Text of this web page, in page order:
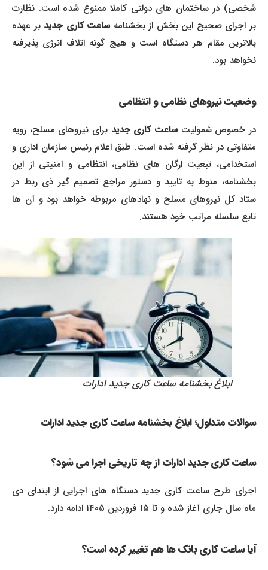
شخصی) در ساختمان های دولتی کاملا ممنوع شده است. نظارت
بر اجرای صحیح این بخش از بخشنامهساعت کاری جدیدبر عهده
بالاترین مقام هر دستگاه است و هیچ گونه اتلاف انرژی پذیرفته
نخواهد بود.
وضعیت نیروهای نظامی و انتظامی
در خصوص شمولیتساعت کاری جدیدبرای نیروهای مسلح، رویه
متفاوتی در نظر گرفته شده است. طبق اعلام رئیس سازمان اداری و
استخدامی، تبعیت ارگان های نظامی، انتظامی و امنیتی از این
بخشنامه، منوط به تایید و دستور مراجع تصمیم گیر ذی ربط در
ستاد کل نیروهای مسلح و نهادهای مربوطه خواهد بود و آن ها
تابع سلسله مراتب خود هستند.
ابلاغ بخشنامه ساعت کاری جدید ادارات
سوالات متداول؛ ابلاغ بخشنامه ساعت کاری جدید ادارات
ساعت کاری جدید ادارات از چه تاریخی اجرا می شود؟
اجرای طرح ساعت کاری جدید دستگاه های اجرایی از ابتدای دی
ماه سال جاری آغاز شده و تا ۱۵ فروردین ۱۴۰۵ ادامه دارد.
آیا ساعت کاری بانک ها هم تغییر کرده است؟